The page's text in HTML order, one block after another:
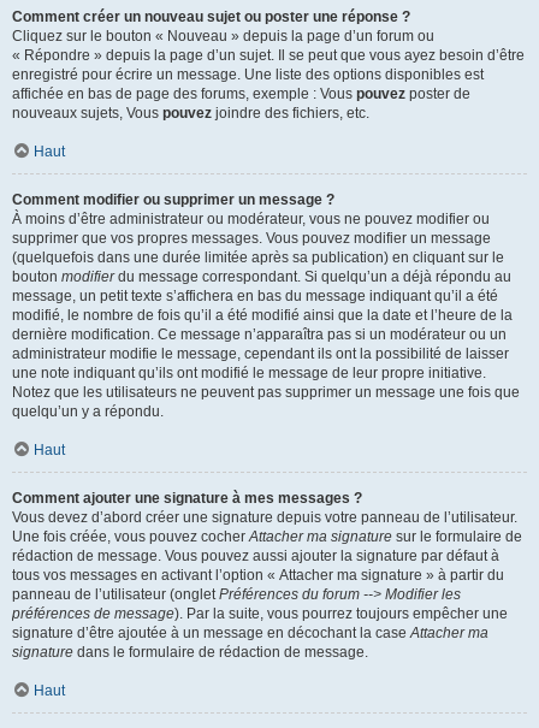
Comment créer un nouveau sujet ou poster une réponse ?
Cliquez sur le bouton « Nouveau » depuis la page d’un forum ou
« Répondre » depuis la page d’un sujet. Il se peut que vous ayez besoin d’être
enregistré pour écrire un message. Une liste des options disponibles est
affichée en bas de page des forums, exemple : Vous pouvez poster de
nouveaux sujets, Vous pouvez joindre des fichiers, etc.
Haut
Comment modifier ou supprimer un message ?
À moins d’être administrateur ou modérateur, vous ne pouvez modifier ou
supprimer que vos propres messages. Vous pouvez modifier un message
(quelquefois dans une durée limitée après sa publication) en cliquant sur le
bouton modifierdu message correspondant. Si quelqu’un a déjà répondu au
message, un petit texte s’affichera en bas du message indiquant qu’il a été
modifié, le nombre de fois qu’il a été modifié ainsi que la date et l’heure de la
dernière modification. Ce message n’apparaîtra pas si un modérateur ou un
administrateur modifie le message, cependant ils ont la possibilité de laisser
une note indiquant qu’ils ont modifié le message de leur propre initiative.
Notez que les utilisateurs ne peuvent pas supprimer un message une fois que
quelqu’un y a répondu.
Haut
Comment ajouter une signature à mes messages ?
Vous devez d’abord créer une signature depuis votre panneau de l’utilisateur.
Une fois créée, vous pouvez cocherAttacher ma signature sur le formulaire de
rédaction de message. Vous pouvez aussi ajouter la signature par défaut à
tous vos messages en activant l’option « Attacher ma signature » à partir du
panneau de l’utilisateur (ongletPréférences du forum --> Modifier les
préférences de message). Par la suite, vous pourrez toujours empêcher une
signature d’être ajoutée à un message en décochant la caseAttacher ma
signature dans le formulaire de rédaction de message.
Haut